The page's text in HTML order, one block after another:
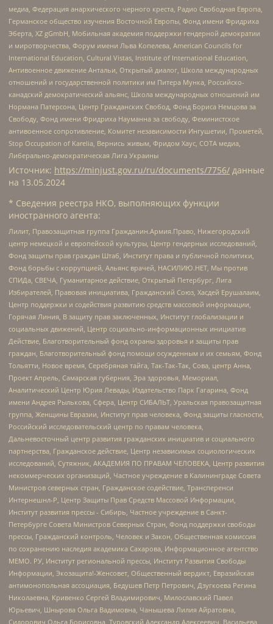
медиа, Федерация анархического черного креста, Радио Свободная Европа,
Германское общество изучения Восточной Европы, Фонд имени Фридриха
Эберта, XZ gGmbH, Мобильная академия поддержки гендерной демократии
и миротворчества, Форум имени Льва Копелева, American Councils for
International Education, Cultural Vistas, Institute of International Education,
Антивоенное движение Антальи, Открытый диалог, Школа международных
отношений и государственной политики им Питера Мунка, Российско-
канадский демократический альянс, Школа международных отношений им
Нормана Патерсона, Центр Гражданских Свобод, Фонд Бориса Немцова за
Свободу, Фонд имени Фридриха Науманна за свободу, Феминистское
антивоенное сопротивление, Комитет независимости Ингушетии, Прометей,
Stop Occupation of Karelia, Вернись живым, Фридом Хаус, СОТА медиа,
Либерально-демократическая Лига Украины
Источник: https://minjust.gov.ru/ru/documents/7756/ данные
на 13.05.2024
* Сведения реестра НКО, выполняющих функции
иностранного агента:
Лилит, Правозащитная группа Гражданин.Армия.Право, Нижегородский
центр немецкой и европейской культуры, Центр гендерных исследований,
Фонд защиты прав граждан Штаб, Институт права и публичной политики,
Фонд борьбы с коррупцией, Альянс врачей, НАСИЛИЮ.НЕТ, Мы против
СПИДа, СВЕЧА, Гуманитарное действие, Открытый Петербург, Лига
Избирателей, Правовая инициатива, Гражданский Союз, Хасдей Ерушалаим,
Центр поддержки и содействия развитию средств массовой информации,
Горячая Линия, В защиту прав заключенных, Институт глобализации и
социальных движений, Центр социально-информационных инициатив
Действие, Благотворительный фонд охраны здоровья и защиты прав
граждан, Благотворительный фонд помощи осужденным и их семьям, Фонд
Тольятти, Новое время, Серебряная тайга, Так-Так-Так, Сова, центр Анна,
Проект Апрель, Самарская губерния, Эра здоровья, Мемориал,
Аналитический Центр Юрия Левады, Издательство Парк Гагарина, Фонд
имени Андрея Рылькова, Сфера, Центр СИБАЛЬТ, Уральская правозащитная
группа, Женщины Евразии, Институт прав человека, Фонд защиты гласности,
Российский исследовательский центр по правам человека,
Дальневосточный центр развития гражданских инициатив и социального
партнерства, Гражданское действие, Центр независимых социологических
исследований, Сутяжник, АКАДЕМИЯ ПО ПРАВАМ ЧЕЛОВЕКА, Центр развития
некоммерческих организаций, Частное учреждение в Калининграде Совета
Министров северных стран, Гражданское содействие, Трансперенси
Интернешнл-Р, Центр Защиты Прав Средств Массовой Информации,
Институт развития прессы - Сибирь, Частное учреждение в Санкт-
Петербурге Совета Министров Северных Стран, Фонд поддержки свободы
прессы, Гражданский контроль, Человек и Закон, Общественная комиссия
по сохранению наследия академика Сахарова, Информационное агентство
МЕМО. РУ, Институт региональной прессы, Институт Развития Свободы
Информации, Экозащита!-Женсовет, Общественный вердикт, Евразийская
антимонопольная ассоциация, Бедушев Петр Петрович, Дзугкоева Регина
Николаевна, Кривенко Сергей Владимирович, Милославский Павел
Юрьевич, Шнырова Ольга Вадимовна, Чанышева Лилия Айратовна,
Сидорович Ольга Борисовна, Туровский Александр Алексеевич, Васильева